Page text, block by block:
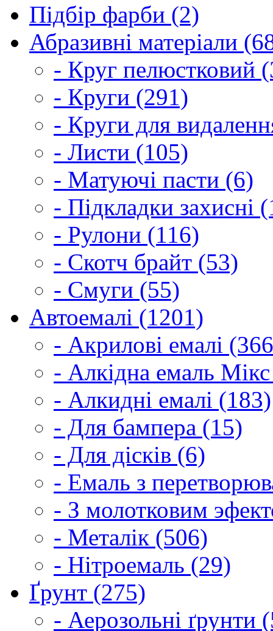
Підбір фарби (2)
Абразивні матеріали
- Круг пелюстковий
- Круги (291)
- Круги для
- Листи (105)
- Матуючі пасти (6)
- Підкладки захисні
- Рулони (116)
- Скотч брайт (53)
- Смуги (55)
Автоемалі (1201)
- Акрилові емалі
- Алкідна емаль
- Алкидні емалі (183)
- Для бампера (15)
- Для дісків (6)
- Емаль з
- З молотковим
- Металік (506)
- Нітроемаль (29)
Ґрунт (275)
- Аерозольні ґрунти